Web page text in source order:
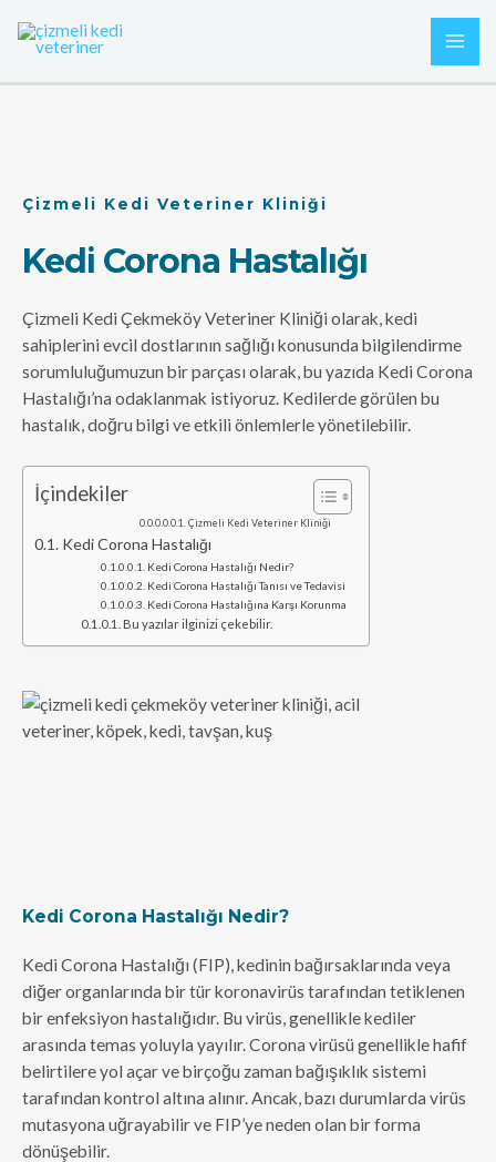
atla
Çizmeli Kedi Veteriner Kliniği
Kedi Corona Hastalığı
Çizmeli Kedi Çekmeköy Veteriner Kliniği olarak, kedi
sahiplerini evcil dostlarının sağlığı konusunda bilgilendirme
sorumluluğumuzun bir parçası olarak, bu yazıda Kedi Corona
Hastalığı’na odaklanmak istiyoruz. Kedilerde görülen bu
hastalık, doğru bilgi ve etkili önlemlerle yönetilebilir.
İçindekiler
Çizmeli Kedi Veteriner Kliniği
Kedi Corona Hastalığı
Kedi Corona Hastalığı Nedir?
Kedi Corona Hastalığı Tanısı ve Tedavisi
Kedi Corona Hastalığına Karşı Korunma
Bu yazılar ilginizi çekebilir.
Kedi Corona Hastalığı Nedir?
Kedi Corona Hastalığı (FIP), kedinin bağırsaklarında veya
diğer organlarında bir tür koronavirüs tarafından tetiklenen
bir enfeksiyon hastalığıdır. Bu virüs, genellikle kediler
arasında temas yoluyla yayılır. Corona virüsü genellikle hafif
belirtilere yol açar ve birçoğu zaman bağışıklık sistemi
tarafından kontrol altına alınır. Ancak, bazı durumlarda virüs
mutasyona uğrayabilir ve FIP’ye neden olan bir forma
dönüşebilir.